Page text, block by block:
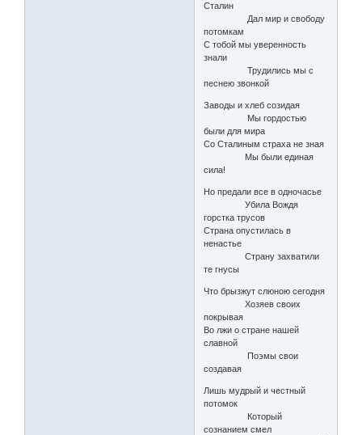
Сталин
Дал мир и свободу
потомкам
С тобой мы уверенность
знали
Трудились мы с
песнею звонкой
Заводы и хлеб созидая
Мы гордостью
были для мира
Со Сталиным страха не зная
Мы были единая
сила!
Но предали все в одночасье
Убила Вождя
горстка трусов
Страна опустилась в
ненастье
Страну захватили
те гнусы
Что брызжут слюною сегодня
Хозяев своих
покрывая
Во лжи о стране нашей
славной
Поэмы свои
создавая
Лишь мудрый и честный
потомок
Который
сознанием смел